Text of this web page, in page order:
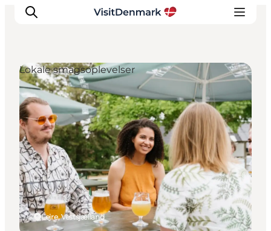
Inspiration
Destinationer
Oplevelser
Overnatning
Planlæg ferien
Lejre, Vestsjælland
Lokale smagsoplevelser